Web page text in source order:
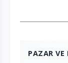
PAZAR VE